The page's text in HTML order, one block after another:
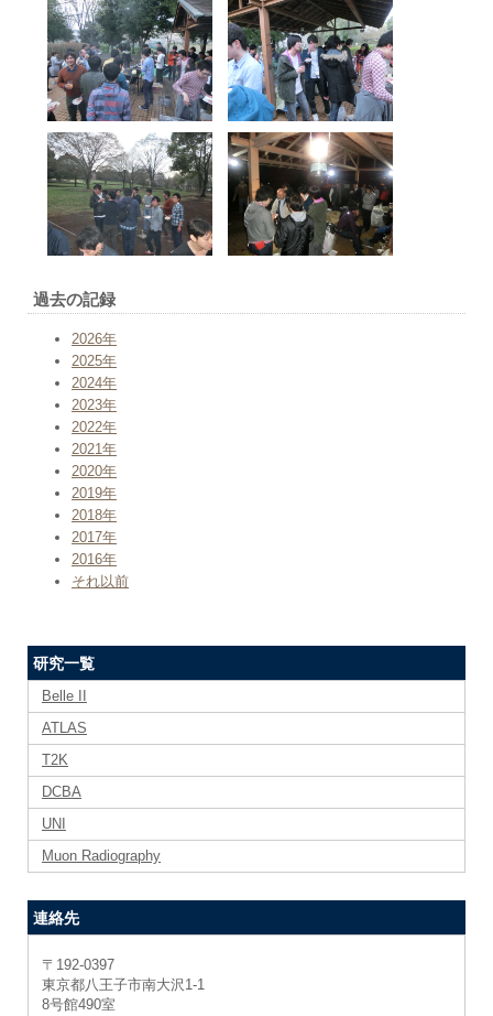
過去の記録
2026年
2025年
2024年
2023年
2022年
2021年
2020年
2019年
2018年
2017年
2016年
それ以前
研究一覧
Belle II
ATLAS
T2K
DCBA
UNI
Muon Radiography
連絡先
〒192-0397
東京都八王子市南大沢1-1
8号館490室